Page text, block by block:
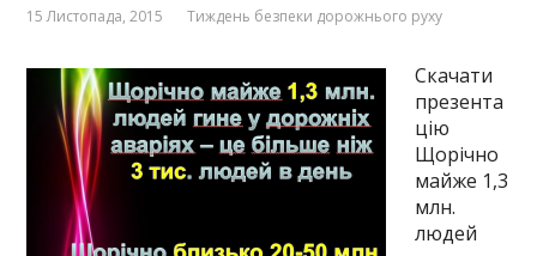
15 Листопада, 2015 Тиждень безпеки дорожнього руху
Скачати
презента
цію
Щорічно
майже 1,3
млн.
людей